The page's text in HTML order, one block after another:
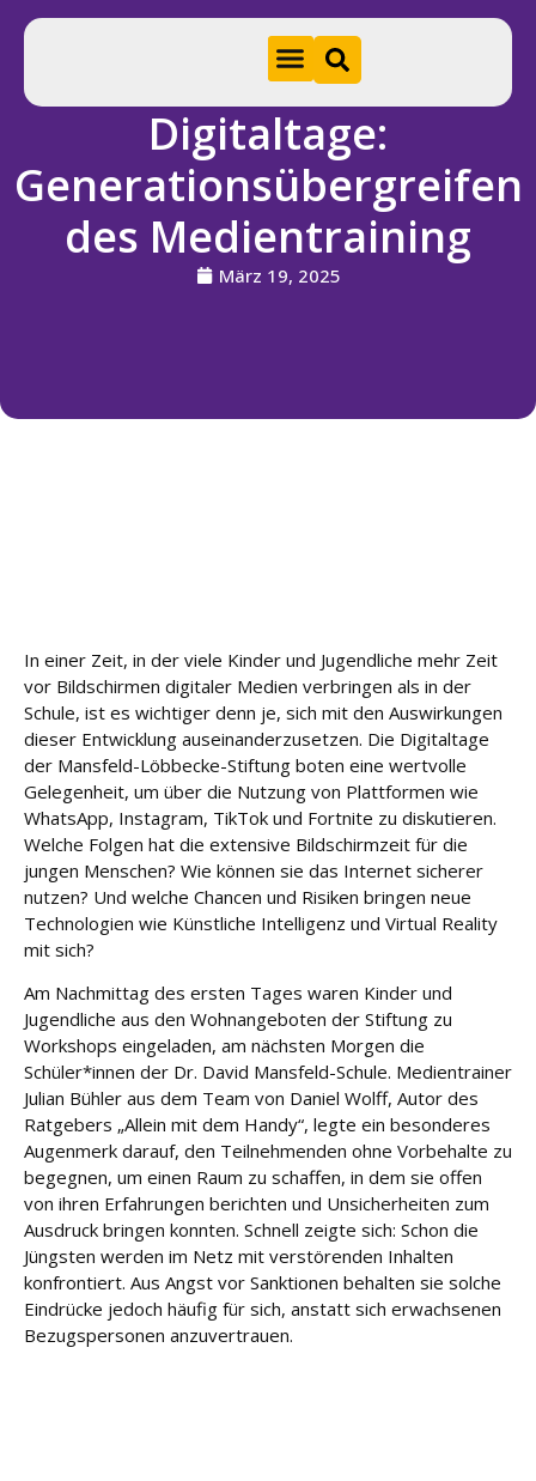
Hom
e
A
k
t
L
e
i
s
t
n
g
e
n
K
r
e
r
e
Fort
bildu
ng
Spe
nde
n
Digitaltage:
Generationsübergreifen
des Medientraining
März 19, 2025
In einer Zeit, in der viele Kinder und Jugendliche mehr Zeit
vor Bildschirmen digitaler Medien verbringen als in der
Schule, ist es wichtiger denn je, sich mit den Auswirkungen
dieser Entwicklung auseinanderzusetzen. Die Digitaltage
der Mansfeld-Löbbecke-Stiftung boten eine wertvolle
Gelegenheit, um über die Nutzung von Plattformen wie
WhatsApp, Instagram, TikTok und Fortnite zu diskutieren.
Welche Folgen hat die extensive Bildschirmzeit für die
jungen Menschen? Wie können sie das Internet sicherer
nutzen? Und welche Chancen und Risiken bringen neue
Technologien wie Künstliche Intelligenz und Virtual Reality
mit sich?
Am Nachmittag des ersten Tages waren Kinder und
Jugendliche aus den Wohnangeboten der Stiftung zu
Workshops eingeladen, am nächsten Morgen die
Schüler*innen der Dr. David Mansfeld-Schule. Medientrainer
Julian Bühler aus dem Team von Daniel Wolff, Autor des
Ratgebers „Allein mit dem Handy“, legte ein besonderes
Augenmerk darauf, den Teilnehmenden ohne Vorbehalte zu
begegnen, um einen Raum zu schaffen, in dem sie offen
von ihren Erfahrungen berichten und Unsicherheiten zum
Ausdruck bringen konnten. Schnell zeigte sich: Schon die
Jüngsten werden im Netz mit verstörenden Inhalten
konfrontiert. Aus Angst vor Sanktionen behalten sie solche
Eindrücke jedoch häufig für sich, anstatt sich erwachsenen
Bezugspersonen anzuvertrauen.